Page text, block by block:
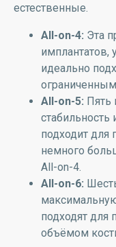
естественные.
All-on-4: Эта
имплантатов,
идеально
All-on-5: Пять
стабильность
подходит для
немного
All-on-4.
All-on-6:
подходят для
объёмом